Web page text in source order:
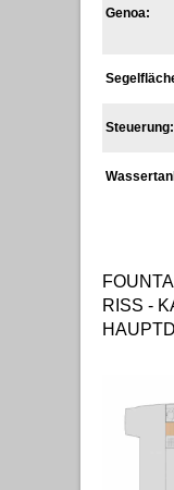
Genoa:
Steuerung:
RISS -